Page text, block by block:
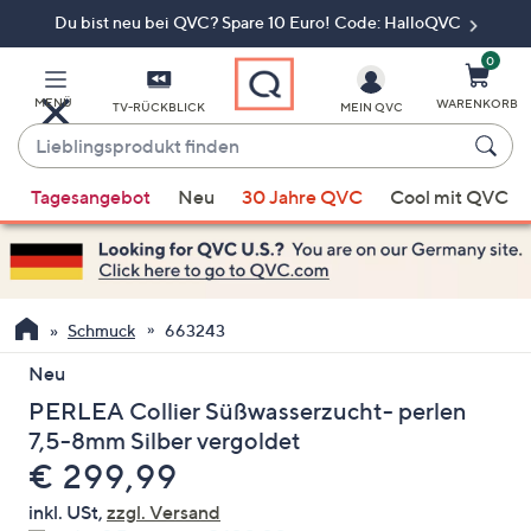
Du bist neu bei QVC? Spare 10 Euro! Code: HalloQVC
MENÜ TV-RÜCKBLICK
Lieblingsprodukt
finden
Vorschläge
verfügbar
sind,
verwenden
Sie
die
Pfeiltasten
nach
oben
und
nach
unten
MEIN QVC
0
WARENKORB
Tagesangebot Neu 30 Jahre QVC Cool mit QVC
Schmuck 663243
Neu
PERLEA Collier Süßwasserzucht- perlen
7,5-8mm Silber vergoldet
Gelöscht
€ 299,99
inkl. USt, zzgl. Versand